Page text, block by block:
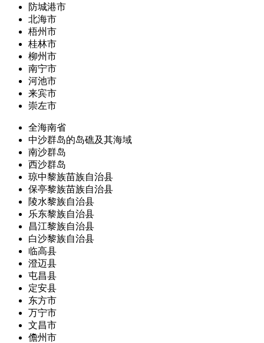
防城港市
北海市
梧州市
桂林市
柳州市
南宁市
河池市
来宾市
崇左市
全海南省
中沙群岛的岛礁及其海域
南沙群岛
西沙群岛
琼中黎族苗族自治县
保亭黎族苗族自治县
陵水黎族自治县
乐东黎族自治县
昌江黎族自治县
白沙黎族自治县
临高县
澄迈县
屯昌县
定安县
东方市
万宁市
文昌市
儋州市